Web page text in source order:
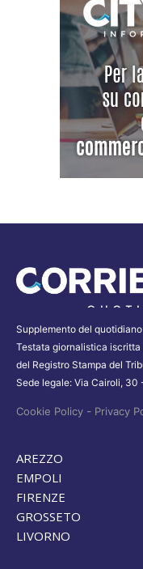
Supplemento del
Testata giornalistica iscritta
del Registro Stampa del
Sede legale: Via Cairoli, 30
Cookie Policy - Privacy
AREZZO
EMPOLI
FIRENZE
GROSSETO
LIVORNO